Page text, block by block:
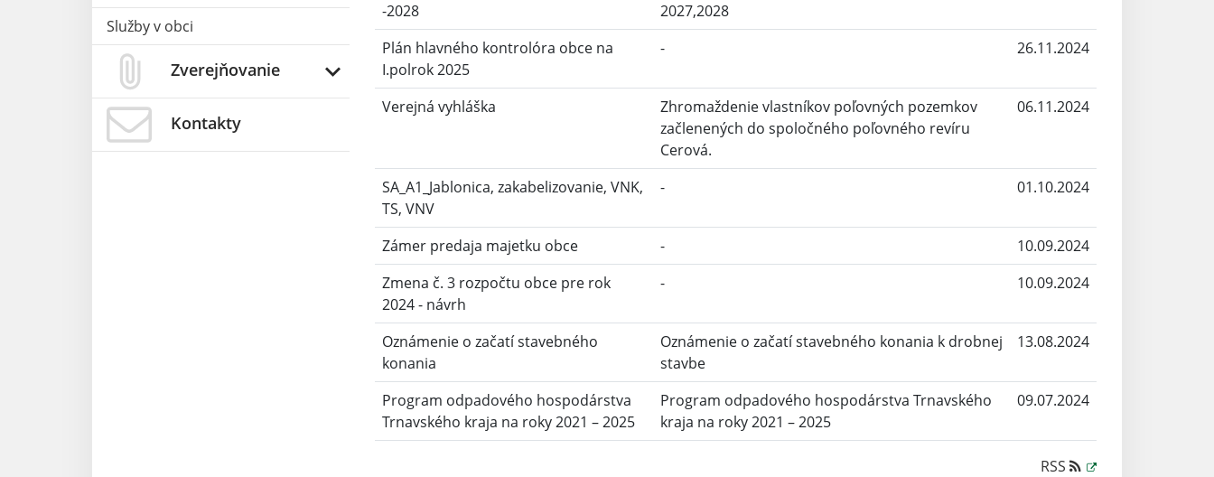
Služby v obci
Zverejňovanie
Kontakty
-2028
2027,2028
Plán hlavného kontrolóra obce na
I.polrok 2025
- 26.11.2024
Verejná vyhláška
Zhromaždenie vlastníkov poľovných pozemkov
začlenených do spoločného poľovného revíru
Cerová.
06.11.2024
SA_A1_Jablonica, zakabelizovanie, VNK,
TS, VNV
- 01.10.2024
Zámer predaja majetku obce -
10.09.2024
Zmena č. 3 rozpočtu obce pre rok
2024 - návrh
- 10.09.2024
Oznámenie o začatí stavebného
konania
Oznámenie o začatí stavebného konania k drobnej
stavbe
13.08.2024
Program odpadového hospodárstva
Trnavského kraja na roky 2021 – 2025
Program odpadového hospodárstva Trnavského
kraja na roky 2021 – 2025
09.07.2024
RSS